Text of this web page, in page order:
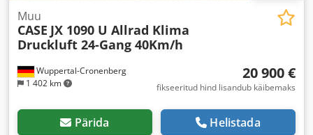
Wuppertal-Cronenberg
1 402 km
Muu
CASE JX 1090 U Allrad Klima
Druckluft 24-Gang 40Km/h
20 900 €
fikseeritud hind lisandub käibemaks
Pärida Helistada